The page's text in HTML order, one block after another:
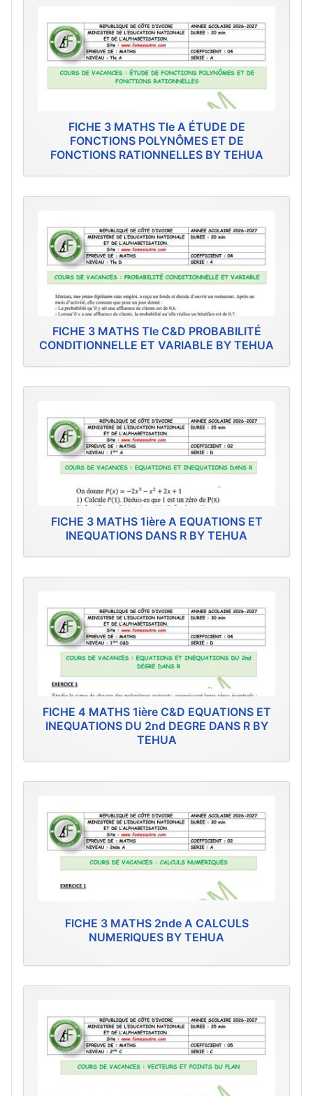
FICHE 3 MATHS Tle A ÉTUDE DE
FONCTIONS POLYNÔMES ET DE
FONCTIONS RATIONNELLES BY TEHUA
FICHE 3 MATHS Tle C&D PROBABILITÉ
CONDITIONNELLE ET VARIABLE BY TEHUA
FICHE 3 MATHS 1ière A EQUATIONS ET
INEQUATIONS DANS R BY TEHUA
FICHE 4 MATHS 1ière C&D EQUATIONS ET
INEQUATIONS DU 2nd DEGRE DANS R BY
TEHUA
FICHE 3 MATHS 2nde A CALCULS
NUMERIQUES BY TEHUA